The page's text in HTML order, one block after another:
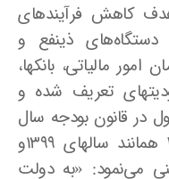
هدف کاهش فرآیندهای
ذینفع و
مالیاتی، بانکها،
تعریف شده و
قانون بودجه سال
۱۴۰۵، در قانون بودجه سال ۱۴۰۵ همانند سالهای 1399و
می‌نمود: «به دولت